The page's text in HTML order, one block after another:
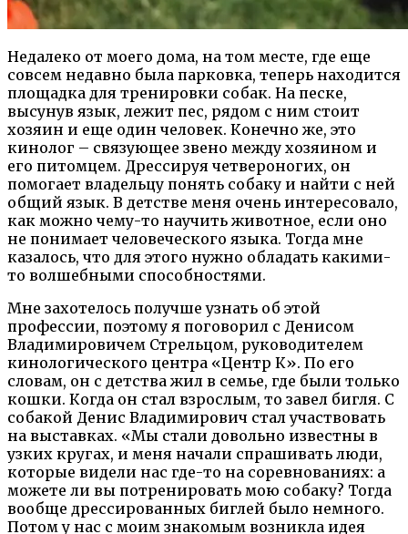
Недалеко от моего дома, на том месте, где еще
совсем недавно была парковка, теперь находится
площадка для тренировки собак. На песке,
высунув язык, лежит пес, рядом с ним стоит
хозяин и еще один человек. Конечно же, это
кинолог – связующее звено между хозяином и
его питомцем. Дрессируя четвероногих, он
помогает владельцу понять собаку и найти с ней
общий язык. В детстве меня очень интересовало,
как можно чему-то научить животное, если оно
не понимает человеческого языка. Тогда мне
казалось, что для этого нужно обладать какими-
то волшебными способностями.
Мне захотелось получше узнать об этой
профессии, поэтому я поговорил с Денисом
Владимировичем Стрельцом, руководителем
кинологического центра «Центр К». По его
словам, он с детства жил в семье, где были только
кошки. Когда он стал взрослым, то завел бигля. С
собакой Денис Владимирович стал участвовать
на выставках. «Мы стали довольно известны в
узких кругах, и меня начали спрашивать люди,
которые видели нас где-то на соревнованиях: а
можете ли вы потренировать мою собаку? Тогда
вообще дрессированных биглей было немного.
Потом у нас с моим знакомым возникла идея